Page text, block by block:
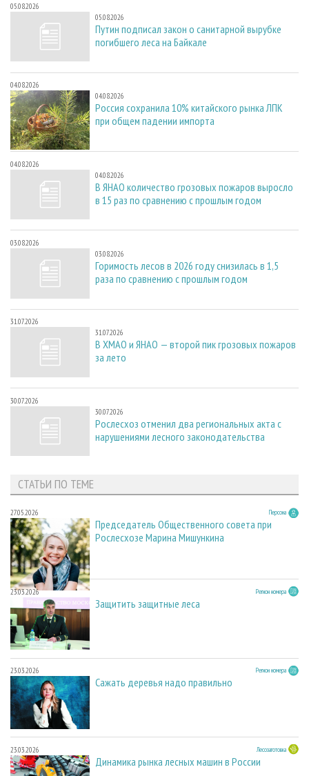
05.08.2026
05.08.2026
Путин подписал закон о санитарной вырубке
погибшего леса на Байкале
04.08.2026
04.08.2026
Россия сохранила 10% китайского рынка ЛПК
при общем падении импорта
04.08.2026
04.08.2026
В ЯНАО количество грозовых пожаров выросло
в 15 раз по сравнению с прошлым годом
03.08.2026
03.08.2026
Горимость лесов в 2026 году снизилась в 1,5
раза по сравнению с прошлым годом
31.07.2026
31.07.2026
В ХМАО и ЯНАО — второй пик грозовых пожаров
за лето
30.07.2026
30.07.2026
Рослесхоз отменил два региональных акта с
нарушениями лесного законодательства
СТАТЬИ ПО ТЕМЕ
27.05.2026 Персона
Председатель Общественного совета при
Рослесхозе Марина Мишункина
23.03.2026 Регион номера
Защитить защитные леса
23.03.2026 Регион номера
Сажать деревья надо правильно
23.03.2026 Лесозаготовка
Динамика рынка лесных машин в России